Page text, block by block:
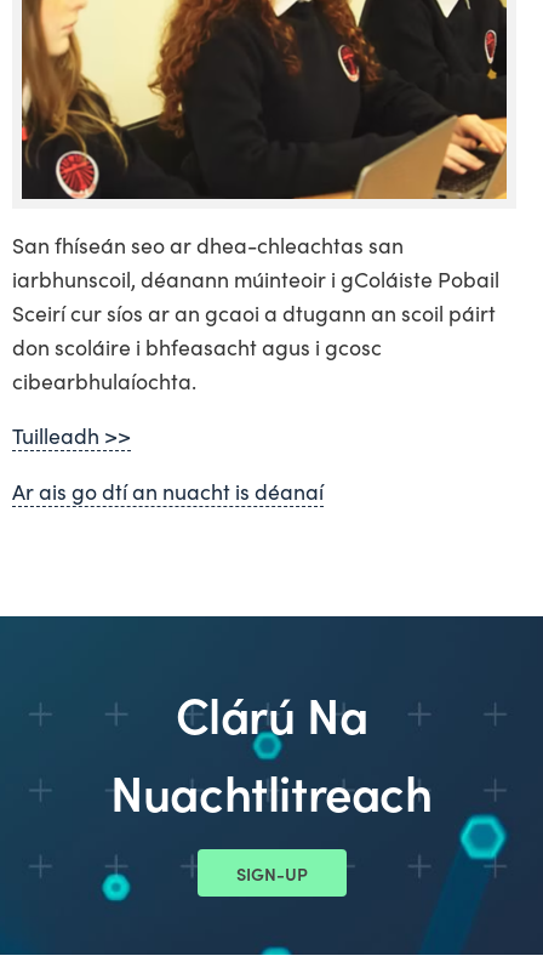
San fhíseán seo ar dhea-chleachtas san
iarbhunscoil, déanann múinteoir i gColáiste Pobail
Sceirí cur síos ar an gcaoi a dtugann an scoil páirt
don scoláire i bhfeasacht agus i gcosc
cibearbhulaíochta.
Tuilleadh >>
Ar ais go dtí an nuacht is déanaí
Clárú Na
Nuachtlitreach
SIGN-UP